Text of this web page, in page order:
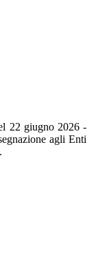
22 giugno 2026 -
agli Enti